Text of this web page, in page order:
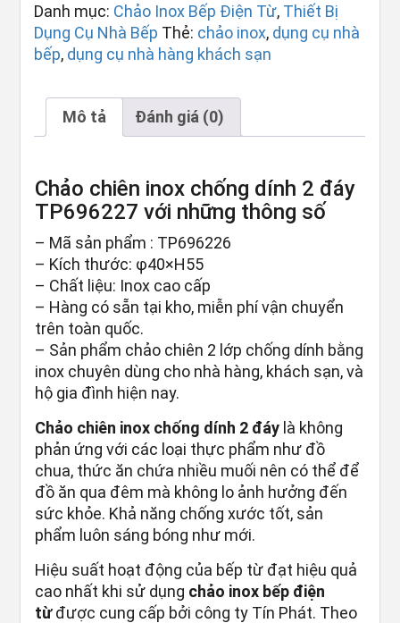
Danh mục: Chảo Inox Bếp Điện Từ, Thiết Bị
Dụng Cụ Nhà Bếp Thẻ: chảo inox, dụng cụ nhà
bếp, dụng cụ nhà hàng khách sạn
Mô tả Đánh giá (0)
Chảo chiên inox chống dính 2 đáy
TP696227 với những thông số
– Mã sản phẩm : TP696226
– Kích thước: φ40×H55
– Chất liệu: Inox cao cấp
– Hàng có sẵn tại kho, miễn phí vận chuyển
trên toàn quốc.
– Sản phẩm chảo chiên 2 lớp chống dính bằng
inox chuyên dùng cho nhà hàng, khách sạn, và
hộ gia đình hiện nay.
Chảo chiên inox chống dính 2 đáy là không
phản ứng với các loại thực phẩm như đồ
chua, thức ăn chứa nhiều muối nên có thể để
đồ ăn qua đêm mà không lo ảnh hưởng đến
sức khỏe. Khả năng chống xước tốt, sản
phẩm luôn sáng bóng như mới.
Hiệu suất hoạt động của bếp từ đạt hiệu quả
cao nhất khi sử dụng chảo inox bếp điện
từđược cung cấp bởi công ty Tín Phát. Theo